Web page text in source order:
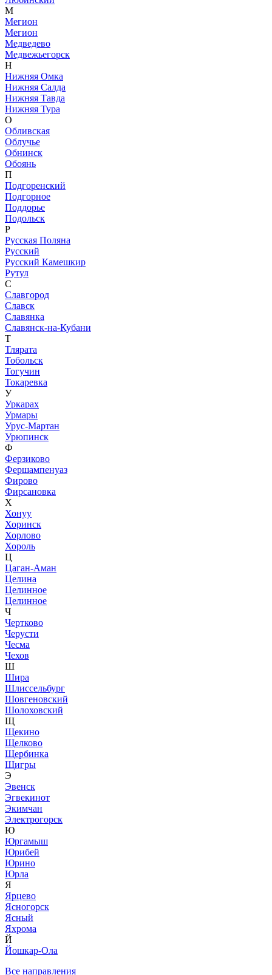
М
Мегион
Мегион
Медведево
Медвежьегорск
Н
Нижняя Омка
Нижняя Салда
Нижняя Тавда
Нижняя Тура
О
Обливская
Облучье
Обнинск
Обоянь
П
Подгоренский
Подгорное
Поддорье
Подольск
Р
Русская Поляна
Русский
Русский Камешкир
Рутул
С
Славгород
Славск
Славянка
Славянск-на-Кубани
Т
Тлярата
Тобольск
Тогучин
Токаревка
У
Уркарах
Урмары
Урус-Мартан
Урюпинск
Ф
Ферзиково
Фершампенуаз
Фирово
Фирсановка
Х
Хонуу
Хоринск
Хорлово
Хороль
Ц
Цаган-Аман
Целина
Целинное
Целинное
Ч
Чертково
Черусти
Чесма
Чехов
Ш
Шира
Шлиссельбург
Шовгеновский
Шолоховский
Щ
Щекино
Щелково
Щербинка
Щигры
Э
Эвенск
Эгвекинот
Экимчан
Электрогорск
Ю
Юргамыш
Юрибей
Юрино
Юрла
Я
Ярцево
Ясногорск
Ясный
Яхрома
Й
Йошкар-Ола
Все направления